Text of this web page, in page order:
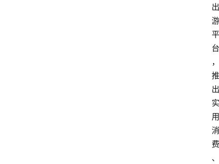
出
游
平
台
，
推
出
实
用
消
费
、